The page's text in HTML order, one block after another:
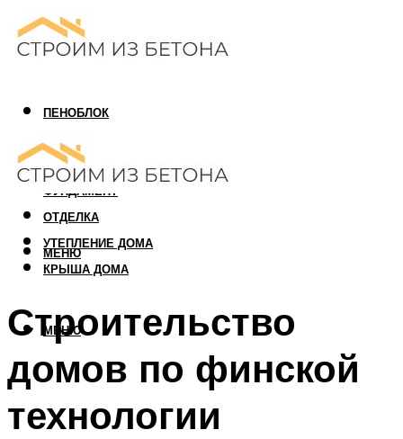
ПЕНОБЛОК
ГАЗОБЛОК
АРБОЛИТОВЫЙ БЛОК
ФУНДАМЕНТ
ОТДЕЛКА
УТЕПЛЕНИЕ ДОМА
КРЫША ДОМА
МЕНЮ
МЕНЮ
Строительство
домов по финской
технологии